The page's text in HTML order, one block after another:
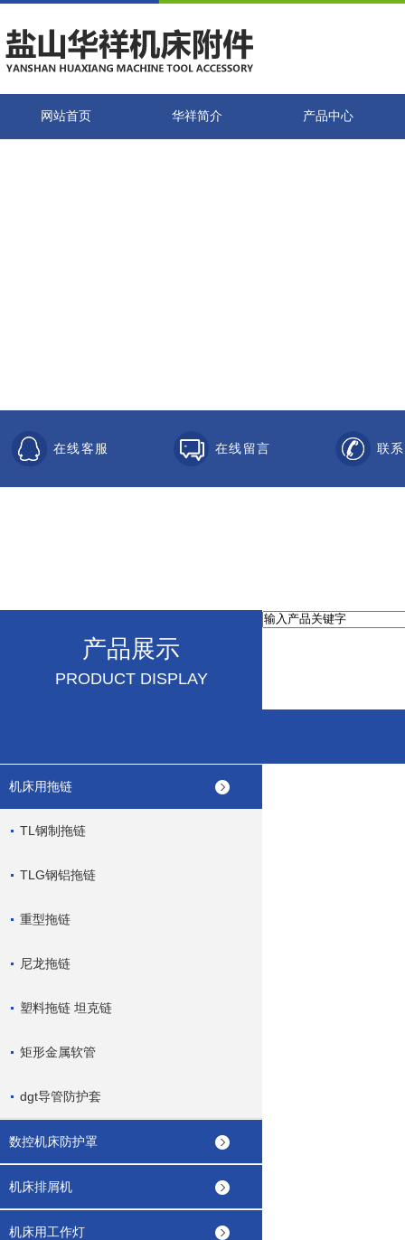
网站首页 华祥简介 产品中心
在线客服 在线留言 联
产品展示
PRODUCT DISPLAY
机床用拖链
TL钢制拖链
TLG钢铝拖链
重型拖链
尼龙拖链
塑料拖链 坦克链
矩形金属软管
dgt导管防护套
数控机床防护罩
机床排屑机
机床用工作灯